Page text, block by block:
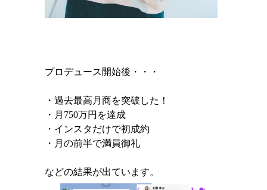
プロデュース開始後・・・
・過去最高月商を突破した！
・月750万円を達成
・インスタだけで初成約
・月の前半で満員御礼
などの結果が出ています。